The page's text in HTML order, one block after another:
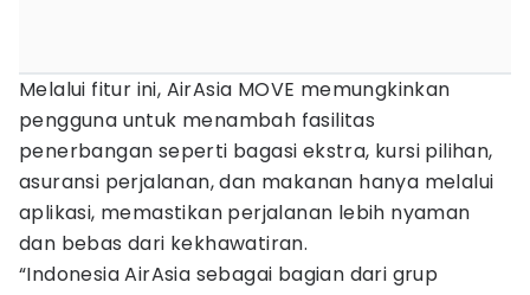
Melalui fitur ini, AirAsia MOVE memungkinkan
pengguna untuk menambah fasilitas
penerbangan seperti bagasi ekstra, kursi pilihan,
asuransi perjalanan, dan makanan hanya melalui
aplikasi, memastikan perjalanan lebih nyaman
dan bebas dari kekhawatiran.
“Indonesia AirAsia sebagai bagian dari grup